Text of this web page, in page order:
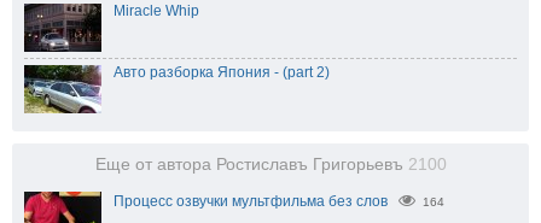
Miracle Whip
Авто разборка Япония - (part 2)
Еще от автора Ростиславъ Григорьевъ 2100
Процесс озвучки мультфильма без слов 164